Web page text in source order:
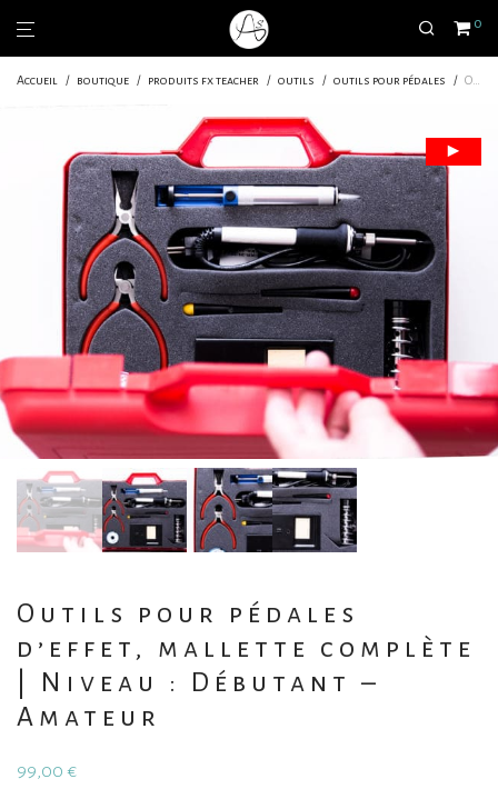
0
Accueil / boutique / produits fx teacher / outils / outils pour pédales / Outils pour pédales d’effet, mallette complète | Niveau : Débutant – Amateur
Outils pour pédales
d’effet, mallette complète
| Niveau : Débutant –
Amateur
99,00 €